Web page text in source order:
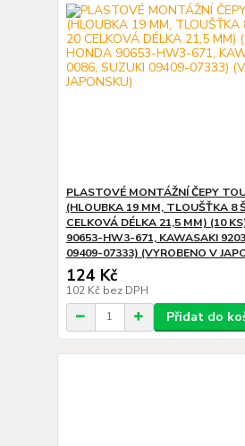
PLASTOVÉ MONTÁŽNÍ ČEPY
(HLOUBKA 19 MM, TLOUŠŤKA 8
CELKOVÁ DÉLKA 21,5 MM) (10
90653-HW3-671, KAWASAKI
09409-07333) (VYROBENO V
124 Kč
102 Kč bez DPH
Přidat do